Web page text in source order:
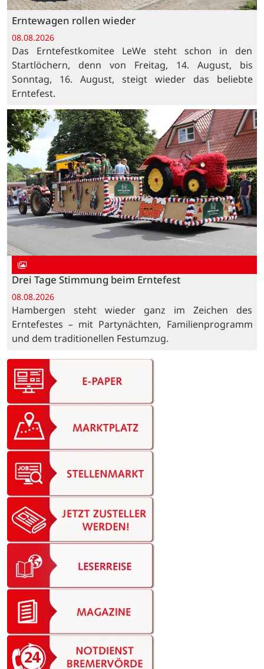
Erntewagen rollen wieder
08.08.2026
Das Erntefestkomitee LeWe steht schon in den
Startlöchern, denn von Freitag, 14. August, bis
Sonntag, 16. August, steigt wieder das beliebte
Erntefest.
Drei Tage Stimmung beim Erntefest
08.08.2026
Hambergen steht wieder ganz im Zeichen des
Erntefestes – mit Partynächten, Familienprogramm
und dem traditionellen Festumzug.